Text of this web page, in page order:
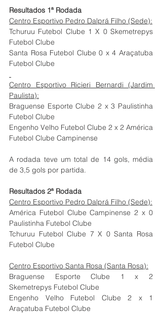
Resultados 1ª Rodada
Centro Esportivo Pedro Dalprá Filho (Sede):
Tchuruu Futebol Clube 1 X 0 Skemetrepys
Futebol Clube
Santa Rosa Futebol Clube 0 x 4 Araçatuba
Futebol Clube
Centro Esportivo Ricieri Bernardi (Jardim
Paulista):
Braguense Esporte Clube 2 x 3 Paulistinha
Futebol Clube
Engenho Velho Futebol Clube 2 x 2 América
Futebol Clube Campinense
A rodada teve um total de 14 gols, média
de 3,5 gols por partida.
Resultados 2ª Rodada
Centro Esportivo Pedro Dalprá Filho (Sede):
América Futebol Clube Campinense 2 x 0
Paulistinha Futebol Clube
Tchuruu Futebol Clube 7 X 0 Santa Rosa
Futebol Clube
Centro Esportivo Santa Rosa (Santa Rosa):
Braguense Esporte Clube 1 x 2
Skemetrepys Futebol Clube
Engenho Velho Futebol Clube 2 x 1
Araçatuba Futebol Clube